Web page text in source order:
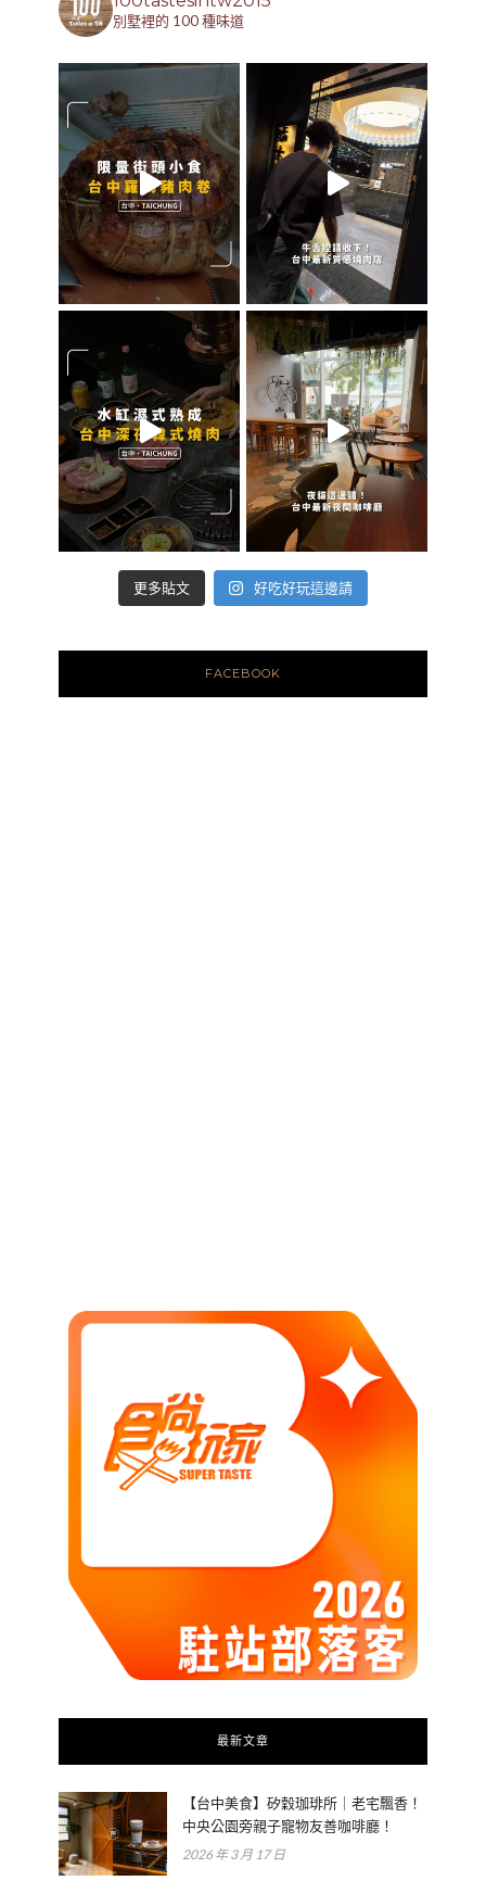
別墅裡的 100 種味道
更多貼文 好吃好玩這邊請
FACEBOOK
最新文章
【台中美食】矽穀珈琲所｜老宅飄香！
中央公園旁親子寵物友善咖啡廳！
2026 年 3 月 17 日